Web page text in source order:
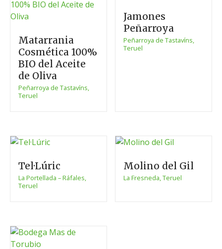
Matarrania
Cosmética 100%
BIO del Aceite
de Oliva
Peñarroya de Tastavíns,
Teruel
Jamones
Peñarroya
Peñarroya de Tastavíns,
Teruel
Tel·Lúric
La Portellada – Ráfales,
Teruel
Molino del Gil
La Fresneda, Teruel